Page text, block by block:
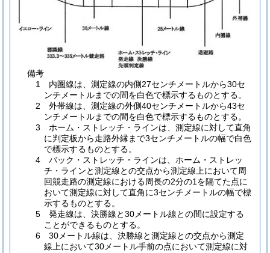
備考
1 内圏線は、測定線の内側27センチメートルから30セ
ンチメートルまでの間を白色で標示するものとする。
2 外帯線は、測定線の外側40センチメートルから43セ
ンチメートルまでの間を白色で標示するものとする。
3 ホーム・ストレッチ・ラインは、測定線に対して直角
に判定板から走路外縁まで3センチメートルの幅で白色
で標示するものとする。
4 バック・ストレッチ・ラインは、ホーム・ストレッ
チ・ラインと測定線との交点から測定線上において周
回競走路の測定線における周長の2分の1を隔てた点に
おいて測定線に対して直角に3センチメートルの幅で標
示するものとする。
5 発走線は、決勝線と30メートル線との間に設定する
ことができるものとする。
6 30メートル線は、決勝線と測定線との交点から測定
線上において30メートル手前の点において測定線に対